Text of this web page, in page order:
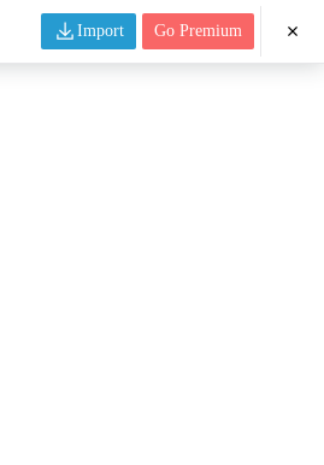
Import Go Premium